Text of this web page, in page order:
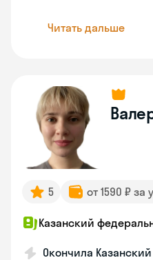
Читать дальше
5 от 1590 ₽ за
Казанский
Окончила